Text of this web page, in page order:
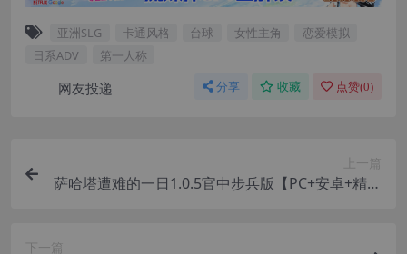
亚洲SLG 卡通风格 台球 女性主角
恋爱模拟
日系ADV
第一人称
网友投递 分享 收藏 点赞(0)
上一篇
萨哈塔遭难的一日1.0.5官中步兵版【PC+安卓+精品
下一篇